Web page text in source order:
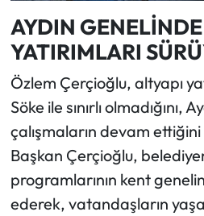
AYDIN
YATIRIMLARI
Özlem Çerçioğlu, altyapı
Söke ile sınırlı olmadığını,
çalışmaların devam
Başkan Çerçioğlu,
programlarının kent
ederek, vatandaşların